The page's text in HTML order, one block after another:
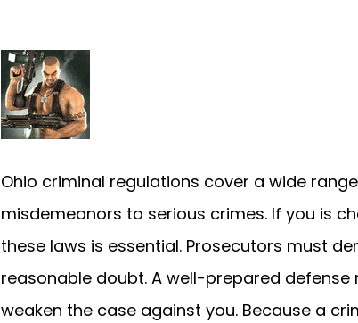
Ohio criminal regulations cover a wide
misdemeanors to serious crimes. If you is
these laws is essential. Prosecutors must
reasonable doubt. A well-prepared
weaken the case against you. Because a